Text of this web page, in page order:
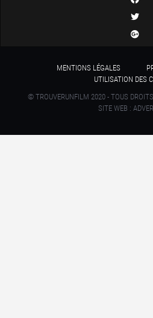
MENTIONS LÉGALES
UTILISATION DES
© TROUVERUNFILM 2020 - TOUS DROITS
SITE WEB :